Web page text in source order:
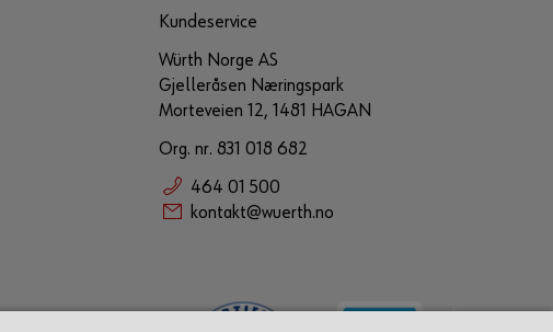
Kundeservice
Würth Norge AS
Gjelleråsen Næringspark
Morteveien 12, 1481 HAGAN
Org. nr. 831 018 682
464 01 500
kontakt@wuerth.no